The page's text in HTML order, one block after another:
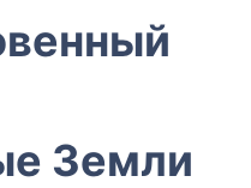
Земли​